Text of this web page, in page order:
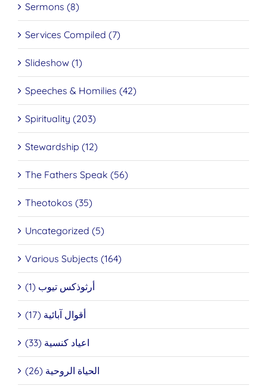
Sermons (8)
Services Compiled (7)
Slideshow (1)
Speeches & Homilies (42)
Spirituality (203)
Stewardship (12)
The Fathers Speak (56)
Theotokos (35)
Uncategorized (5)
Various Subjects (164)
أرثوذكس تيوب (1)
أقوال آبائية (17)
اعياد كنسية (33)
الحياة الروحية (26)